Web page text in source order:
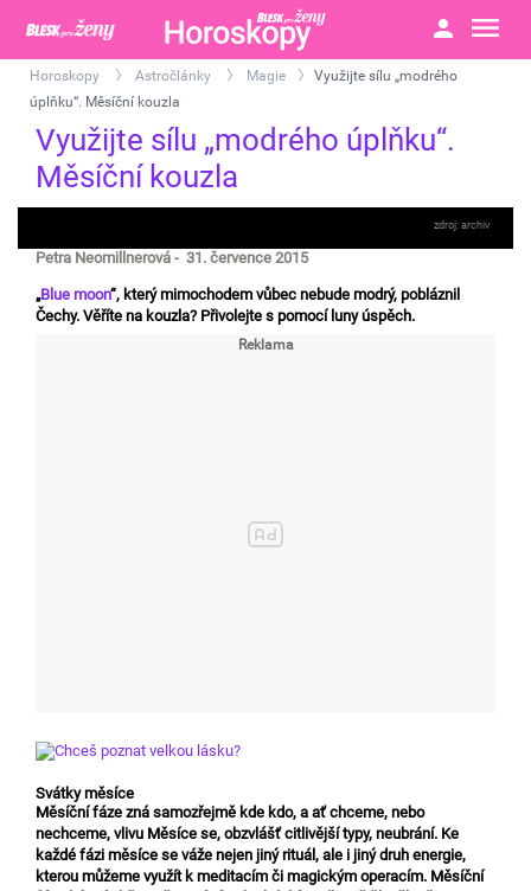
Horoskopy Astročlánky Magie
>
Využijte sílu „modrého
úplňku“. Měsíční kouzla
Využijte sílu „modrého úplňku“.
Měsíční kouzla
archiv
Petra Neomillnerová - 31. července 2015
„Blue moon“, který mimochodem vůbec nebude modrý, pobláznil
Čechy. Věříte na kouzla? Přivolejte s pomocí luny úspěch.
Svátky měsíce
Měsíční fáze zná samozřejmě kde kdo, a ať chceme, nebo
nechceme, vlivu Měsíce se, obzvlášť citlivější typy, neubrání. Ke
každé fázi měsíce se váže nejen jiný rituál, ale i jiný druh energie,
kterou můžeme využít k meditacím či magickým operacím. Měsíční